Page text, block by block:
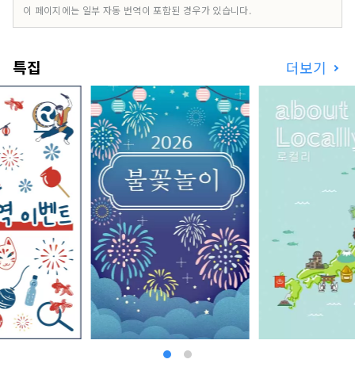
경 속을 천천히 즐길 수 있는 크루즈 여행을 추천합
니다.
이 페이지에는 일부 자동 번역이 포함된 경우가 있습니다.
특집 더보기